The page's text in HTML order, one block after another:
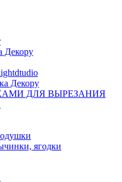
Декору
Декору
ДЛЯ ВЫРЕЗАНИЯ
ягодки